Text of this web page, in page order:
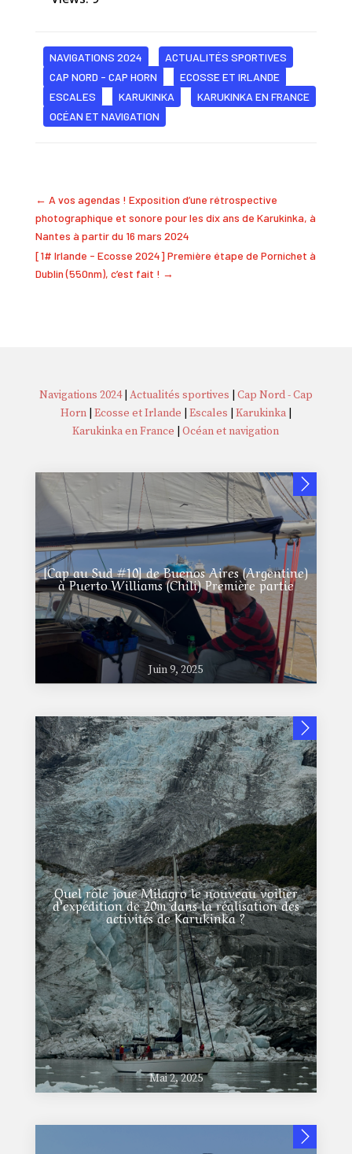
NAVIGATIONS 2024
ACTUALITÉS SPORTIVES
CAP NORD - CAP HORN
ECOSSE ET IRLANDE
ESCALES
KARUKINKA
KARUKINKA EN FRANCE
OCÉAN ET NAVIGATION
← A vos agendas ! Exposition d’une rétrospective
photographique et sonore pour les dix ans de Karukinka, à
Nantes à partir du 16 mars 2024
[1# Irlande - Ecosse 2024] Première étape de Pornichet à
Dublin (550nm), c’est fait ! →
Navigations 2024| Actualités sportives
Cap Nord - Cap
Horn| Ecosse et Irlande Escales Karukinka|
Karukinka en France |Océan et navigation
[Cap au Sud #10] de Buenos Aires (Argentine)
à Puerto Williams (Chili) Première partie
Juin 9, 2025
Quel rôle joue Milagro le nouveau voilier
d’expédition de 20m dans la réalisation des
activités de Karukinka ?
Mai 2, 2025